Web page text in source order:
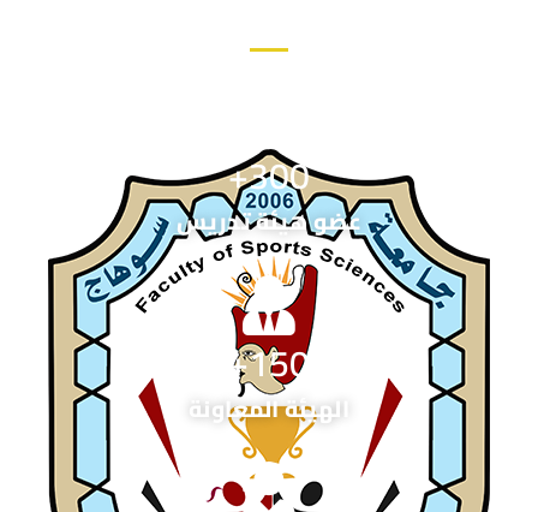
عضو هيئة تدريس
300
+
الهيئة المعاونة
150
+